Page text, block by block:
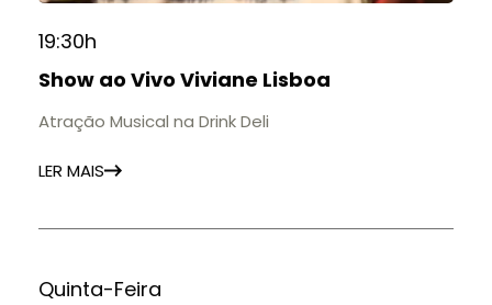
19:30h
Show ao Vivo Viviane Lisboa
Atração Musical na Drink Deli
LER MAIS
Quinta-Feira